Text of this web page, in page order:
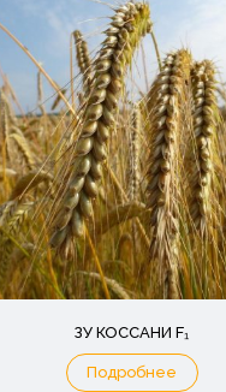
ЗУ КОССАНИ F₁
Подробнее